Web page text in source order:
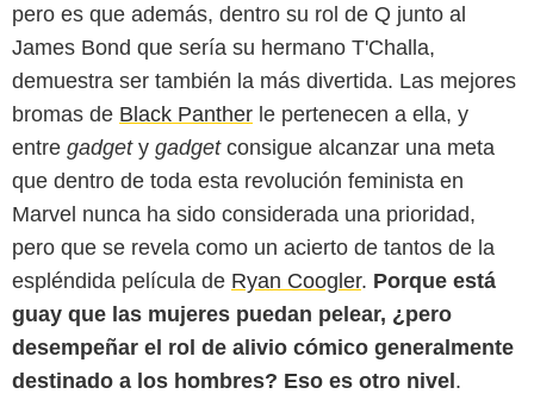
pero es que además, dentro su rol de Q junto al
James Bond que sería su hermano T'Challa,
demuestra ser también la más divertida. Las mejores
bromas de Black Panther le pertenecen a ella, y
entre gadgety gadgetconsigue alcanzar una meta
que dentro de toda esta revolución feminista en
Marvel nunca ha sido considerada una prioridad,
pero que se revela como un acierto de tantos de la
espléndida película de Ryan Coogler. Porque está
guay que las mujeres puedan pelear, ¿pero
desempeñar el rol de alivio cómico generalmente
destinado a los hombres? Eso es otro nivel.